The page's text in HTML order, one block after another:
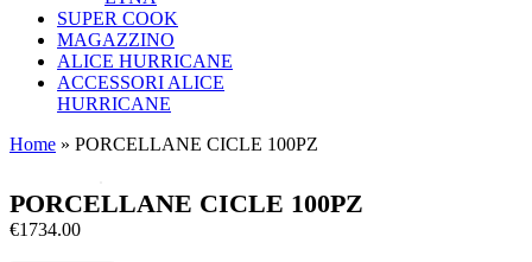
SUPER COOK
MAGAZZINO
ALICE HURRICANE
ACCESSORI ALICE
HURRICANE
Home » PORCELLANE CICLE 100PZ
PORCELLANE CICLE 100PZ
€1734.00